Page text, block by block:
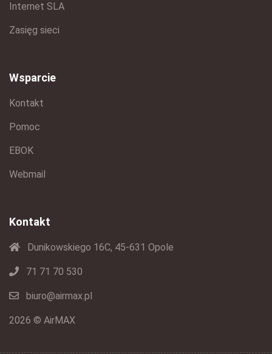
Internet SLA
Zasięg sieci
Wsparcie
Kontakt
Pomoc
EBOK
Webmail
Kontakt
Dunikowskiego 16C, 45-631 Opole
71 71 70 530
biuro@airmax.pl
2026 © AirMAX